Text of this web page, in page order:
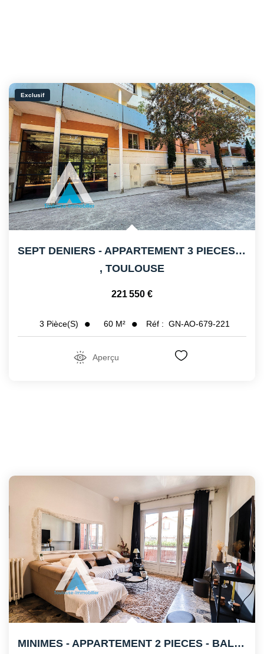
Exclusif
SEPT DENIERS - APPARTEMENT 3 PIECES - BALCON - PARKING
, TOULOUSE
221 550 €
3 Pièce(s) 60 M² Réf : GN-AO-679-221
Aperçu
MINIMES - APPARTEMENT 2 PIECES - BALCON - CAVE